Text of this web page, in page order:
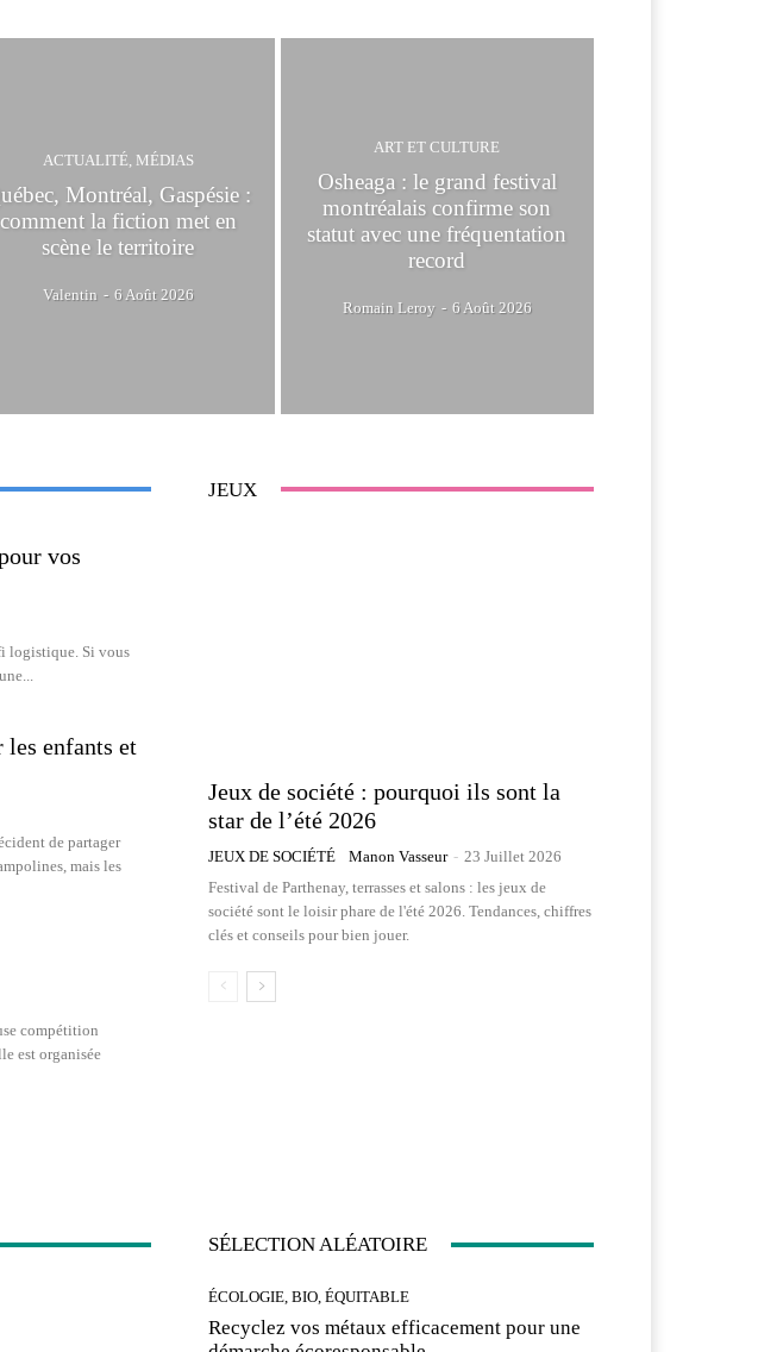
ACTUALITÉ, MÉDIAS
Montréal, Gaspésie :
comment la fiction met en
scène le territoire
Valentin - 6 Août 2026
ART ET CULTURE
Osheaga : le grand festival
montréalais confirme son
statut avec une fréquentation
record
Romain Leroy - 6 Août 2026
vos
logistique. Si vous
enfants et
de partager
mais les
compétition
est organisée
JEUX
Jeux de société : pourquoi ils sont la
star de l’été 2026
JEUX DE SOCIÉTÉ Manon Vasseur - 23 Juillet 2026
Festival de Parthenay, terrasses et salons : les jeux de
société sont le loisir phare de l'été 2026. Tendances, chiffres
clés et conseils pour bien jouer.
SÉLECTION ALÉATOIRE
ÉCOLOGIE, BIO, ÉQUITABLE
Recyclez vos métaux efficacement pour une